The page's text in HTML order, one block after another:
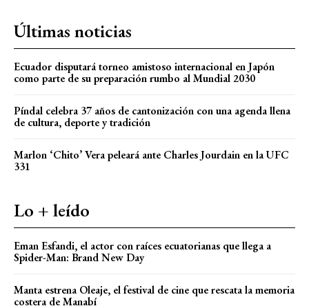
Últimas noticias
Ecuador disputará torneo amistoso internacional en Japón
como parte de su preparación rumbo al Mundial 2030
Píndal celebra 37 años de cantonización con una agenda llena
de cultura, deporte y tradición
Marlon ‘Chito’ Vera peleará ante Charles Jourdain en la UFC
331
Lo + leído
Eman Esfandi, el actor con raíces ecuatorianas que llega a
Spider-Man: Brand New Day
Manta estrena Oleaje, el festival de cine que rescata la memoria
costera de Manabí